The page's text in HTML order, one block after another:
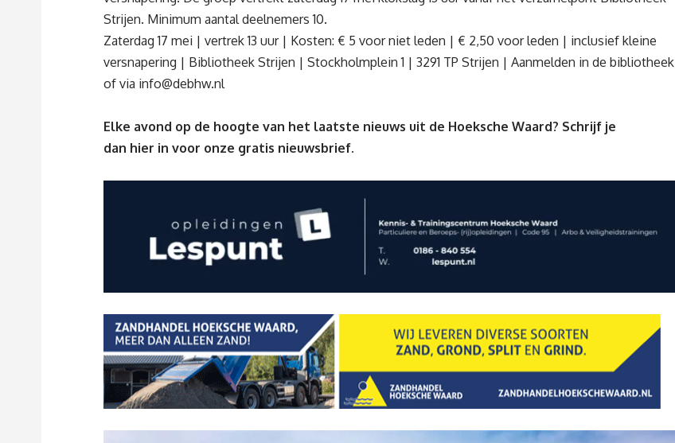
Strijen. Minimum aantal deelnemers 10.
Zaterdag 17 mei | vertrek 13 uur | Kosten: € 5 voor niet leden | € 2,50 voor leden | inclusief kleine
versnapering | Bibliotheek Strijen | Stockholmplein 1 | 3291 TP Strijen | Aanmelden in de bibliotheek
of via info@debhw.nl
Elke avond op de hoogte van het laatste nieuws uit de Hoeksche Waard? Schrijf je
dan hier in voor onze gratis nieuwsbrief.